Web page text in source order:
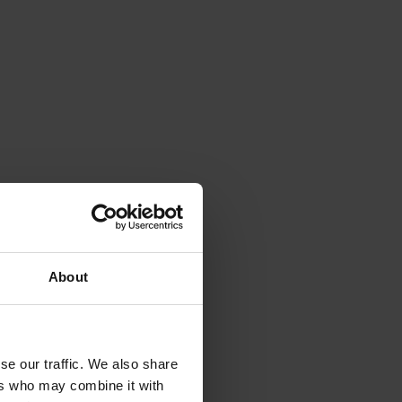
About
our traffic. We also share
who may combine it with